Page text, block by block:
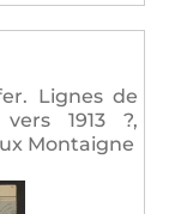
Lignes de
1913 ?,
Montaigne